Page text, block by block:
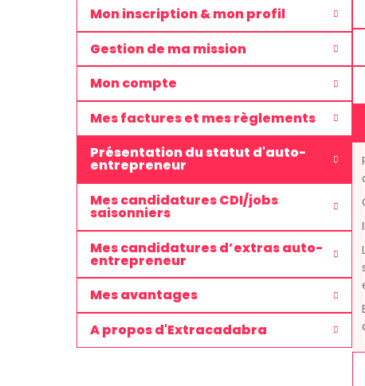
Mon inscription & mon profil
Gestion de ma mission
Mon compte
Mes factures et mes règlements
Présentation du statut d'auto-
entrepreneur
Mes candidatures CDI/jobs
saisonniers
Mes candidatures d’extras auto-
entrepreneur
Mes avantages
A propos d'Extracadabra